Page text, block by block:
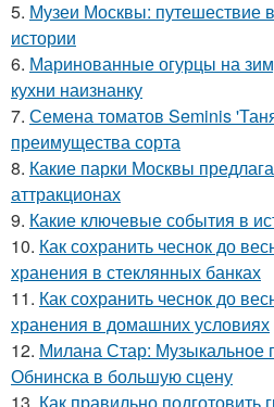
5. Музеи Москвы: путешествие
истории
6. Маринованные огурцы на
кухни наизнанку
7. Семена томатов Seminis
преимущества сорта
8. Какие парки Москвы
аттракционах
9. Какие ключевые события в
10. Как сохранить чеснок до
хранения в стеклянных банках
11. Как сохранить чеснок до
хранения в домашних условиях
12. Милана Стар: Музыкальное
Обнинска в большую сцену